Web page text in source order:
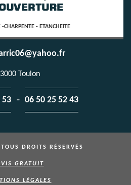
-CHARPENTE - ETANCHEITE
Toulon
53 - 06 50 25 52 43
DROITS RÉSERVÉS
GRATUIT
LÉGALES